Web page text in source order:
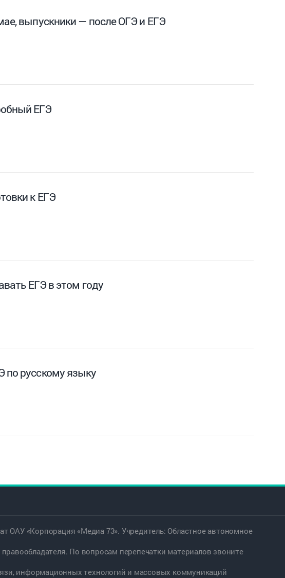
выпускники — после ОГЭ и ЕГЭ
ЕГЭ
к ЕГЭ
ЕГЭ в этом году
по русскому языку
ОАУ «Корпорация «Медиа 73». Учредитель: Областное автономное
По вопросам перепечатки материалов звоните
информационных технологий и массовых коммуникаций